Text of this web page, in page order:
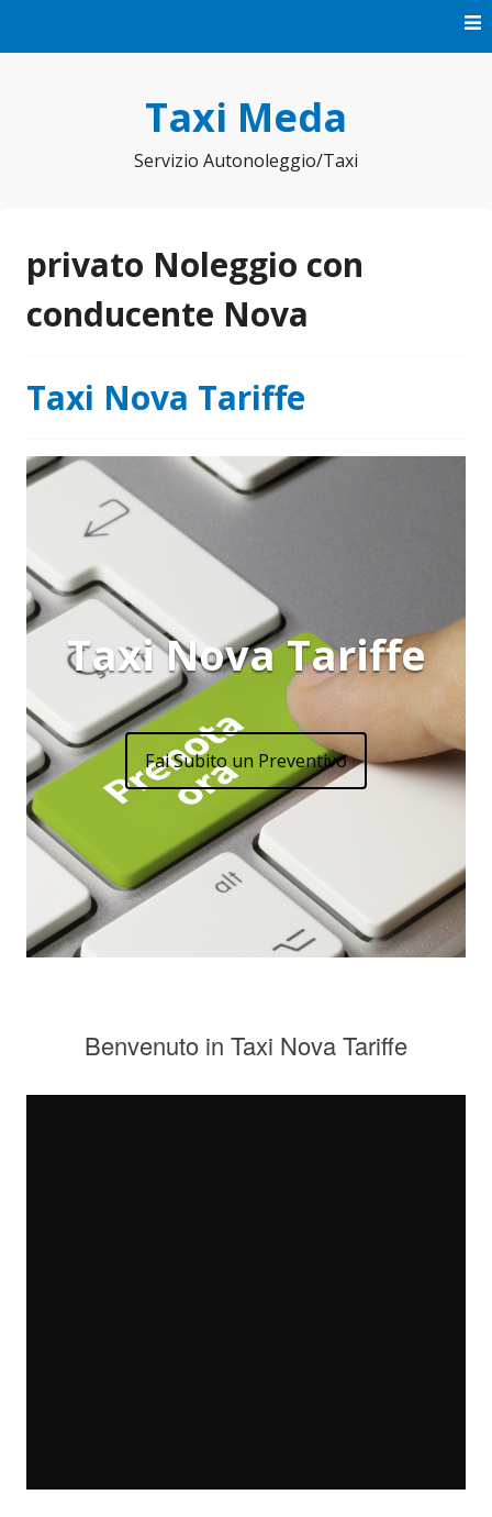
Taxi Meda
Servizio Autonoleggio/Taxi
privato Noleggio con
conducente Nova
Taxi Nova Tariffe
Taxi Nova Tariffe
Fai Subito un Preventivo
Benvenuto in Taxi Nova Tariffe